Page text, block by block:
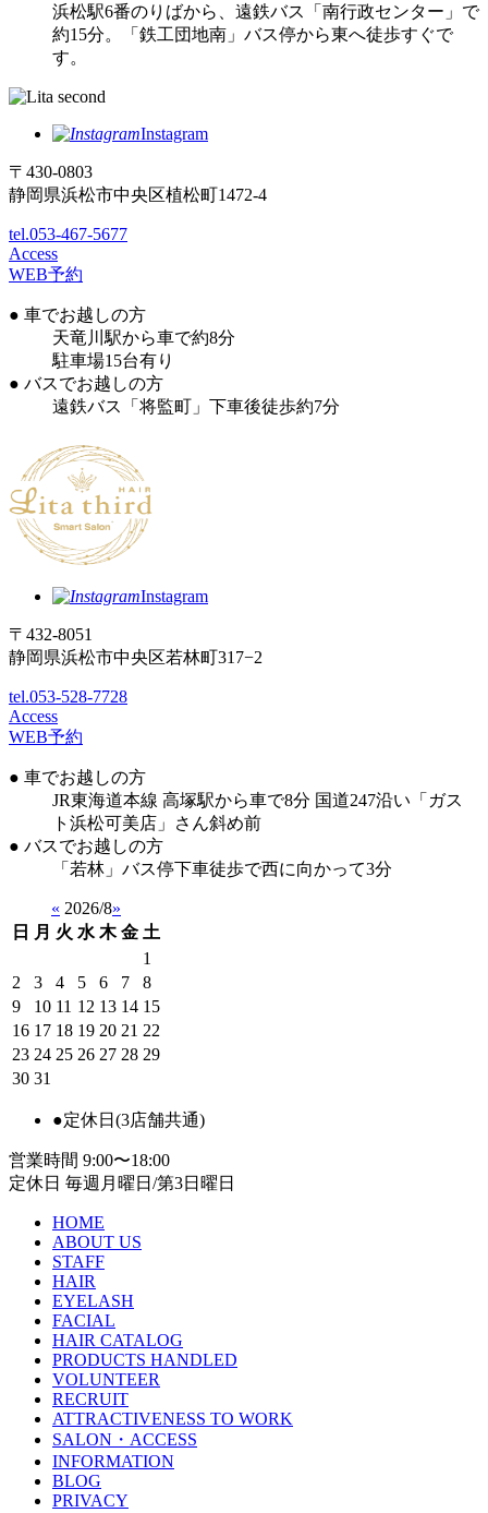
浜松駅6番のりばから、遠鉄バス「南行政センター」で
約15分。「鉄工団地南」バス停から東へ徒歩すぐで
す。
Instagram
〒430-0803
静岡県浜松市中央区植松町1472-4
tel.053-467-5677
Access
WEB予約
● 車でお越しの方
天竜川駅から車で約8分
駐車場15台有り
● バスでお越しの方
遠鉄バス「将監町」下車後徒歩約7分
Instagram
〒432-8051
静岡県浜松市中央区若林町317−2
tel.053-528-7728
Access
WEB予約
● 車でお越しの方
JR東海道本線 高塚駅から車で8分 国道247沿い「ガス
ト浜松可美店」さん斜め前
● バスでお越しの方
「若林」バス停下車徒歩で西に向かって3分
« 2026/8»
日
月 火 水 木 金 土
1
2
3 4 5 6 7
8
9
10 11 12 13 14 15
16 17 18 19 20 21 22
23 24 25 26 27 28 29
30 31
●定休日(3店舗共通)
営業時間 9:00〜18:00
定休日 毎週月曜日/第3日曜日
HOME
ABOUT US
STAFF
HAIR
EYELASH
FACIAL
HAIR CATALOG
PRODUCTS HANDLED
VOLUNTEER
RECRUIT
ATTRACTIVENESS TO WORK
SALON・ACCESS
INFORMATION
BLOG
PRIVACY